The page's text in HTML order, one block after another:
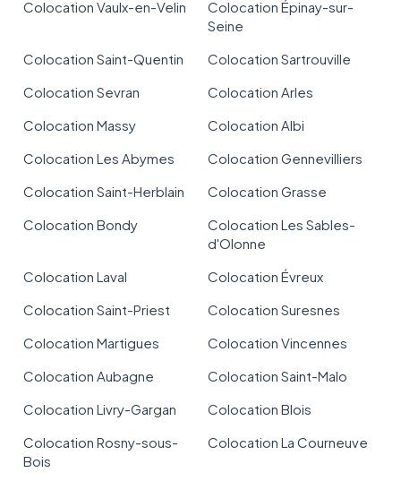
Colocation Vaulx-en-Velin
Colocation Épinay-sur-
Seine
Colocation Saint-Quentin
Colocation Sartrouville
Colocation Sevran
Colocation Arles
Colocation Massy
Colocation Albi
Colocation Les Abymes
Colocation Gennevilliers
Colocation Saint-Herblain
Colocation Grasse
Colocation Bondy
Colocation Les Sables-
d'Olonne
Colocation Laval
Colocation Évreux
Colocation Saint-Priest
Colocation Suresnes
Colocation Martigues
Colocation Vincennes
Colocation Aubagne
Colocation Saint-Malo
Colocation Livry-Gargan
Colocation Blois
Colocation Rosny-sous-
Bois
Colocation La Courneuve